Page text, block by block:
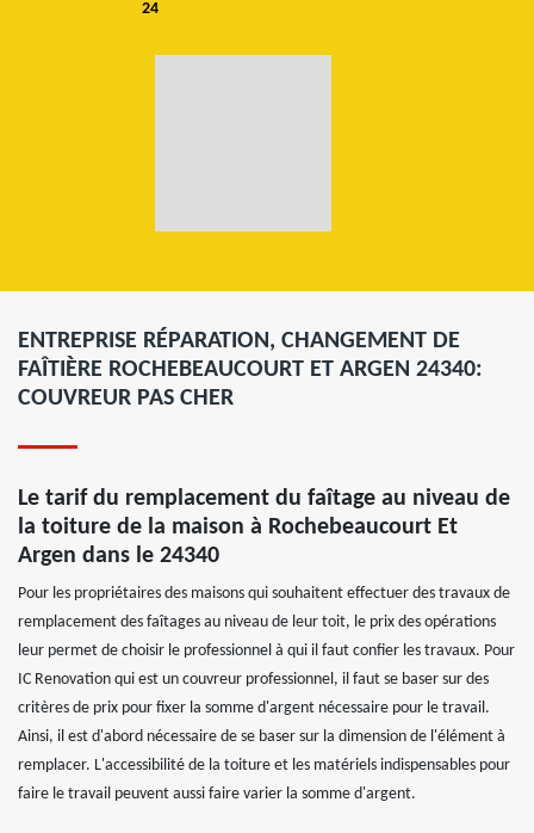
24
ENTREPRISE RÉPARATION, CHANGEMENT DE
FAÎTIÈRE ROCHEBEAUCOURT ET ARGEN 24340:
COUVREUR PAS CHER
Le tarif du remplacement du faîtage au niveau de
la toiture de la maison à Rochebeaucourt Et
Argen dans le 24340
Pour les propriétaires des maisons qui souhaitent effectuer des travaux de
remplacement des faîtages au niveau de leur toit, le prix des opérations
leur permet de choisir le professionnel à qui il faut confier les travaux. Pour
IC Renovation qui est un couvreur professionnel, il faut se baser sur des
critères de prix pour fixer la somme d'argent nécessaire pour le travail.
Ainsi, il est d'abord nécessaire de se baser sur la dimension de l'élément à
remplacer. L'accessibilité de la toiture et les matériels indispensables pour
faire le travail peuvent aussi faire varier la somme d'argent.